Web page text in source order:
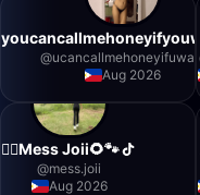
@
Aug 2026
🐦‍🔥Mess Joii🌻🐾
@mess.joii
Aug 2026